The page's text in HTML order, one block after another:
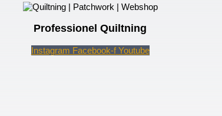
Professionel Quiltning
Instagram Facebook-f Youtube